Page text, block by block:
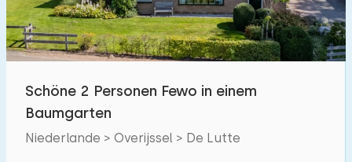
Schöne 2 Personen Fewo in einem
Baumgarten
Niederlande > Overijssel > De Lutte